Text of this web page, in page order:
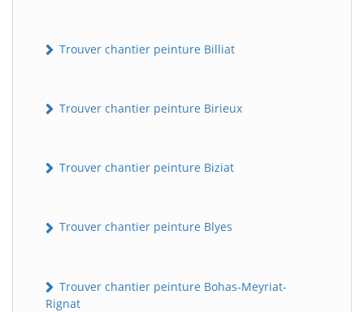
Trouver chantier peinture Billiat
Trouver chantier peinture Birieux
Trouver chantier peinture Biziat
Trouver chantier peinture Blyes
Trouver chantier peinture Bohas-Meyriat-
Rignat